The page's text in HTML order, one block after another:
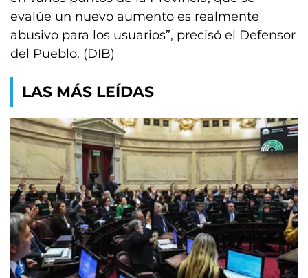
evalúe un nuevo aumento es realmente
abusivo para los usuarios”, precisó el Defensor
del Pueblo. (DIB)
LAS MÁS LEÍDAS